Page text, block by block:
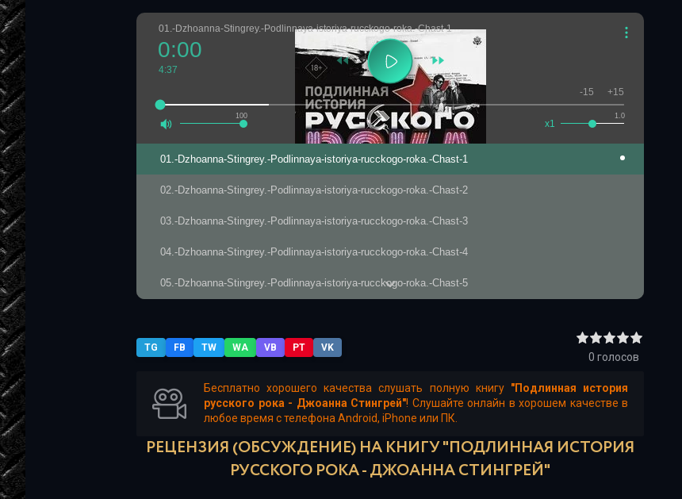
01.-Dzhoanna-Stingrey.-Podlinnaya-istoriya-rucckogo-roka.-Chast-1
100
0:00
4:37
1.0
x1
-15 +15
01.-Dzhoanna-Stingrey.-Podlinnaya-istoriya-rucckogo-roka.-Chast-1
02.-Dzhoanna-Stingrey.-Podlinnaya-istoriya-rucckogo-roka.-Chast-2
03.-Dzhoanna-Stingrey.-Podlinnaya-istoriya-rucckogo-roka.-Chast-3
04.-Dzhoanna-Stingrey.-Podlinnaya-istoriya-rucckogo-roka.-Chast-4
05.-Dzhoanna-Stingrey.-Podlinnaya-istoriya-rucckogo-roka.-Chast-5
07.-Dzhoanna-Stingrey.-Podlinnaya-istoriya-rucckogo-roka.-Chast-7
TG FB TW WA VB PT VK
0 голосов
Бесплатно хорошего качества слушать полную книгу "Подлинная история
руccкого рока - Джоанна Стингрей"! Слушайте онлайн в хорошем качестве в
любое время с телефона Android, iPhone или ПК.
РЕЦЕНЗИЯ (ОБСУЖДЕНИЕ) НА КНИГУ "ПОДЛИННАЯ ИСТОРИЯ
РУCCКОГО РОКА - ДЖОАННА СТИНГРЕЙ"